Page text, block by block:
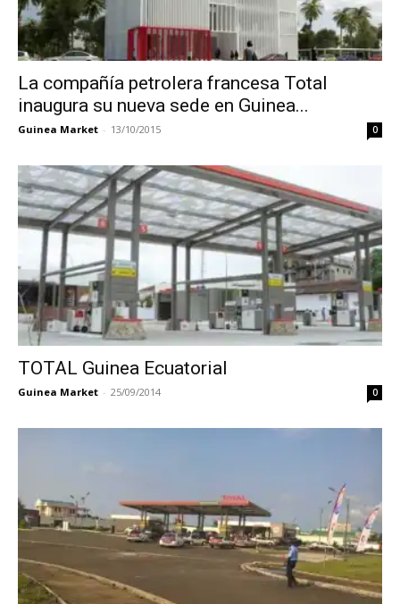
La compañía petrolera francesa Total
inaugura su nueva sede en Guinea...
Guinea Market - 13/10/2015 0
TOTAL Guinea Ecuatorial
Guinea Market - 25/09/2014 0